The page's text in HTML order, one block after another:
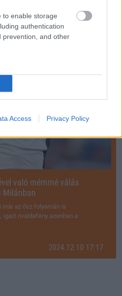
to enable storage
authentication
prevention, and other
Access Privacy Policy
TE/Facebook
való mémmé válás
Milánban
már az ősz folyamán is
rivaldafény azonban a
2024.12.10 17:17